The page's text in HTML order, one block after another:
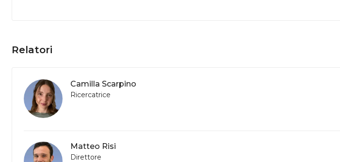
Relatori
Camilla Scarpino
Ricercatrice
Matteo Risi
Direttore